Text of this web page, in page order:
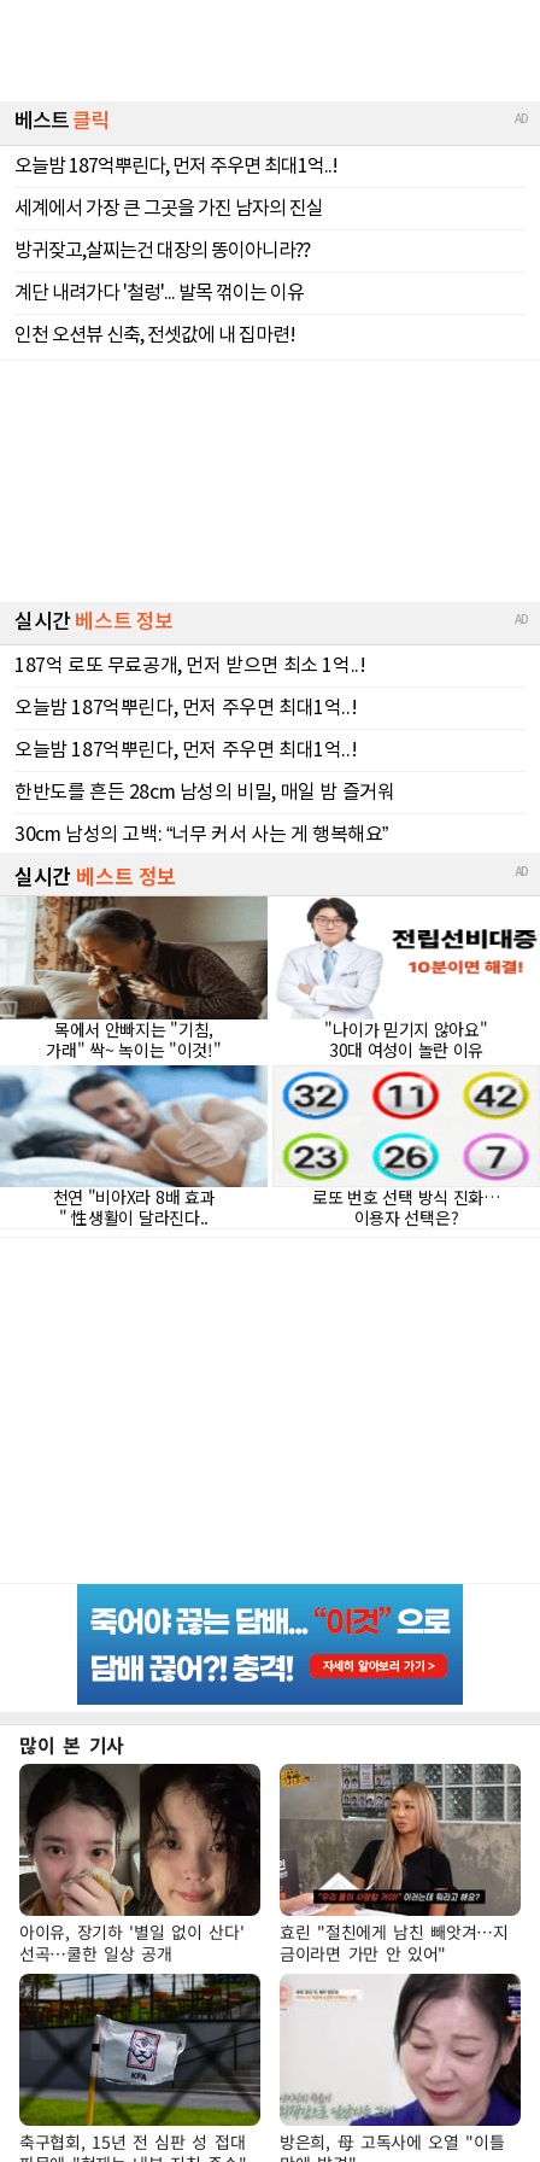
많이 본 기사
아이유, 장기하 '별일 없이 산다'
선곡…쿨한 일상 공개
효린 "절친에게 남친 빼앗겨…지
금이라면 가만 안 있어"
축구협회, 15년 전 심판 성 접대
방은희, 母 고독사에 오열 "이틀